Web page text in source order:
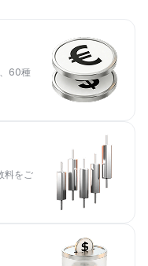
60種
料をご